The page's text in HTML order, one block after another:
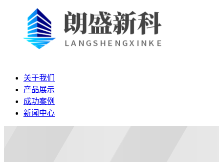
关于我们
产品展示
成功案例
新闻中心